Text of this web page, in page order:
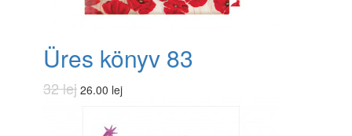
Üres könyv 83
32 lej 26.00 lej